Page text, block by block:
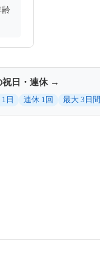
祝日・連休 →
日 連休 1回 最大 3日間